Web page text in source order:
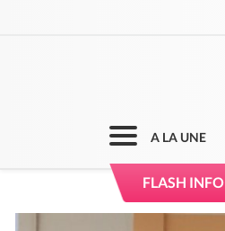
A LA UNE
FLASH INFO